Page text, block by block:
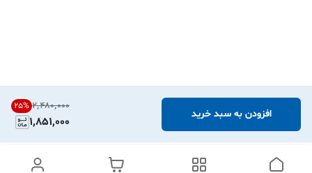
۲٬۴۸۰٬۰۰۰ 25%
1,851,000
افزودن به سبد خرید